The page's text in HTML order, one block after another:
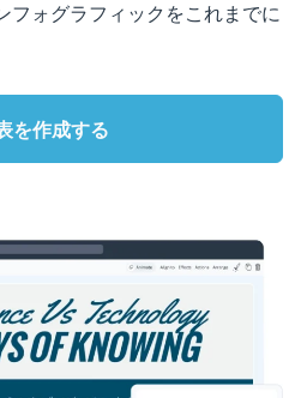
フォグラフィックをこれまでに
を作成する